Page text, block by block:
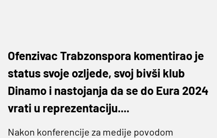
Ofenzivac Trabzonspora komentirao je
status svoje ozljede, svoj bivši klub
Dinamo i nastojanja da se do Eura 2024
vrati u reprezentaciju....
Nakon konferencije za medije povodom